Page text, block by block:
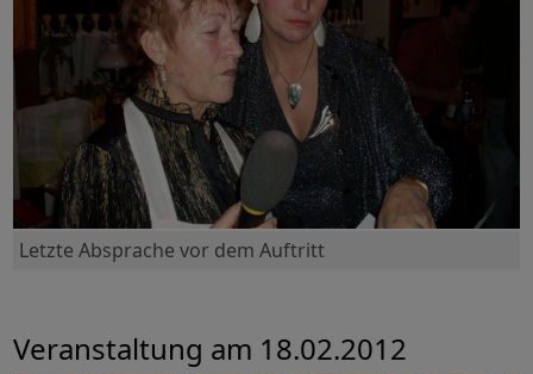
Letzte Absprache vor dem Auftritt
Veranstaltung am 18.02.2012